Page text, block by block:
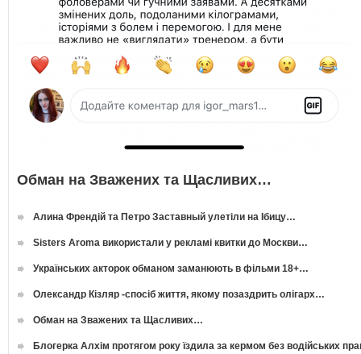
Обман на Зважених та Щасливих…
Алина Френдій та Петро Заставный улетіли на Ібицу…
Sisters Aroma використали у рекламі квитки до Москви…
Українських акторок обманом заманюють в фільми 18+…
Олександр Кізляр -спосіб життя, якому позаздрить олігарх…
Обман на Зважених та Щасливих…
Блогерка Алхім протягом року їздила за кермом без водійських